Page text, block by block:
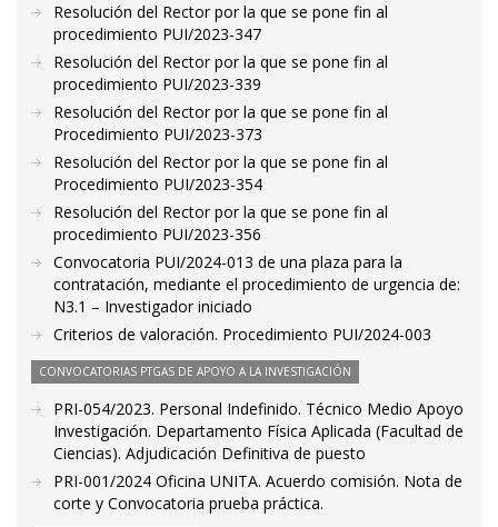
Resolución del Rector por la que se pone fin al
procedimiento PUI/2023-347
Resolución del Rector por la que se pone fin al
procedimiento PUI/2023-339
Resolución del Rector por la que se pone fin al
Procedimiento PUI/2023-373
Resolución del Rector por la que se pone fin al
Procedimiento PUI/2023-354
Resolución del Rector por la que se pone fin al
procedimiento PUI/2023-356
Convocatoria PUI/2024-013 de una plaza para la
contratación, mediante el procedimiento de urgencia de:
N3.1 – Investigador iniciado
Criterios de valoración. Procedimiento PUI/2024-003
CONVOCATORIAS PTGAS DE APOYO A LA INVESTIGACIÓN
PRI-054/2023. Personal Indefinido. Técnico Medio Apoyo
Investigación. Departamento Física Aplicada (Facultad de
Ciencias). Adjudicación Definitiva de puesto
PRI-001/2024 Oficina UNITA. Acuerdo comisión. Nota de
corte y Convocatoria prueba práctica.